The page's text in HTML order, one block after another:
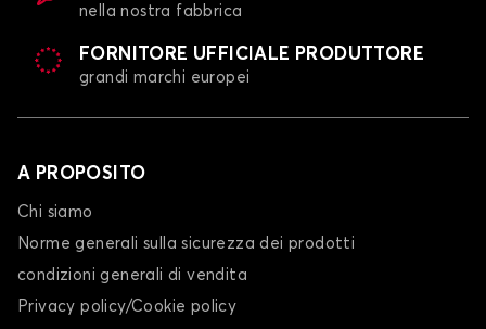
nella nostra fabbrica
FORNITORE UFFICIALE PRODUTTORE
grandi marchi europei
A PROPOSITO
Chi siamo
Norme generali sulla sicurezza dei prodotti
condizioni generali di vendita
Privacy policy/Cookie policy